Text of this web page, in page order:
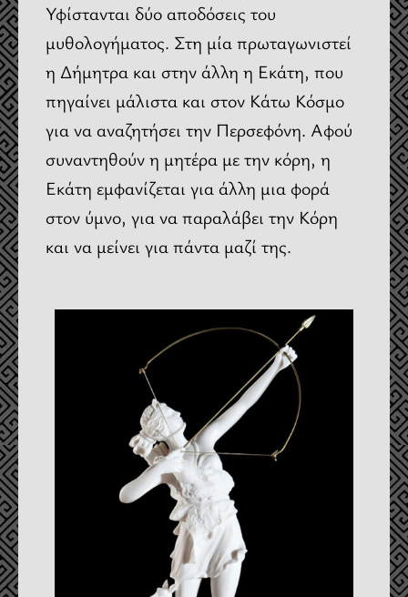
Υφίστανται δύο αποδόσεις του
μυθολογήματος. Στη μία πρωταγωνιστεί
η Δήμητρα και στην άλλη η Εκάτη, που
πηγαίνει μάλιστα και στον Κάτω Κόσμο
για να αναζητήσει την Περσεφόνη. Αφού
συναντηθούν η μητέρα με την κόρη, η
Εκάτη εμφανίζεται για άλλη μια φορά
στον ύμνο, για να παραλάβει την Κόρη
και να μείνει για πάντα μαζί της.